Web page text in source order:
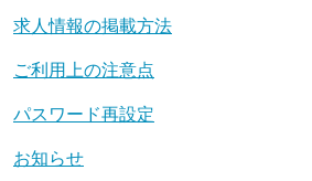
求人情報の掲載方法
ご利用上の注意点
パスワード再設定
お知らせ